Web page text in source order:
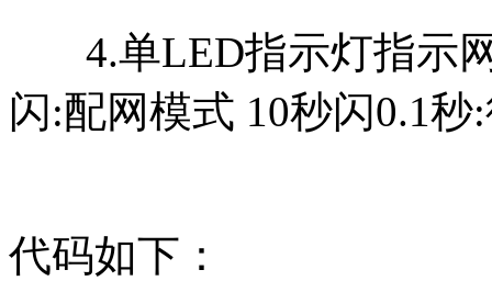
4.单LED指示灯指示
闪:配网模式 10秒闪0.1
代码如下：